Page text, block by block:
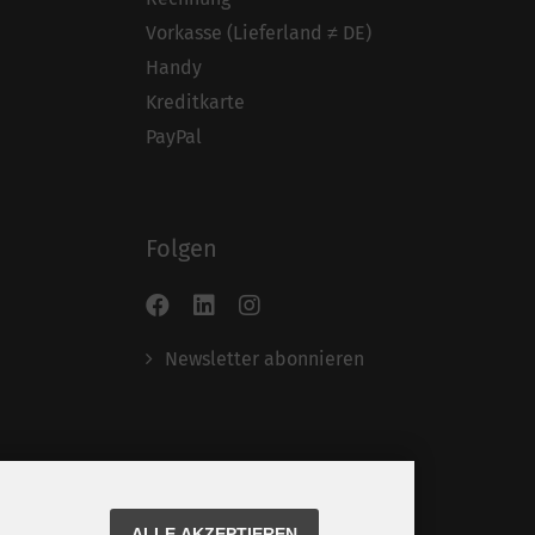
Vorkasse (Lieferland ≠ DE)
Handy
Kreditkarte
PayPal
Folgen
Newsletter abonnieren